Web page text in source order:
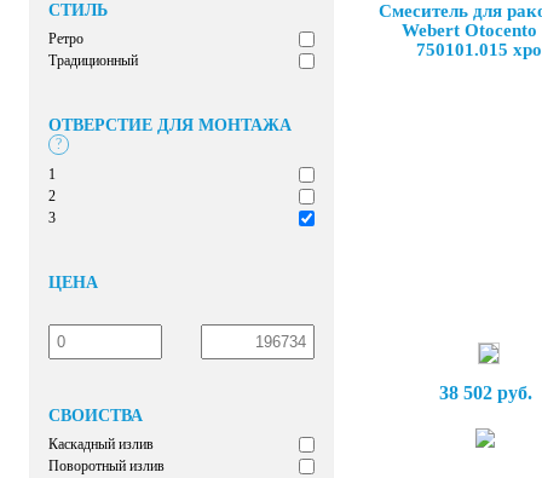
СТИЛЬ
Ретро
Традиционный
ОТВЕРСТИЕ ДЛЯ МОНТАЖА
?
1
2
3
ЦЕНА
СВОЙСТВА
Каскадный излив
Поворотный излив
Смеситель для
Webert Otocento
750101.015
38 502 руб.